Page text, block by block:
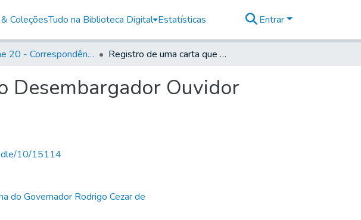
ColeçõesTudo na Biblioteca Digital Estatísticas Entrar
Volume 20 - Correspondência interna do Governador Rodrigo Cezar de Menezes: 1721- 1728 Registro de uma carta que se escreveu ao Desembargador Ouvidor Geral Manuel de Melo Godinho Manso
Desembargador Ouvidor
10/15114
do Governador Rodrigo Cezar de